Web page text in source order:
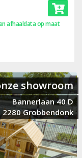
afhaaldata op maat
showroom
Bannerlaan 40 D
2280 Grobbendonk